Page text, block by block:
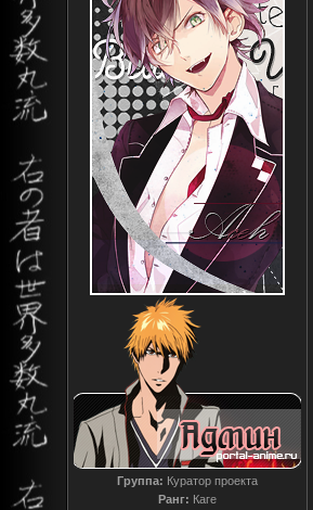
Группа: Куратор проекта
Ранг: Каге